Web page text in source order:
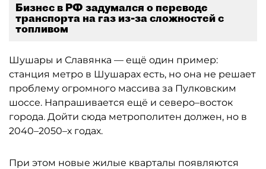
Бизнес в РФ задумался о переводе
транспорта на газ из-за сложностей с
топливом
Шушары и Славянка — ещё один пример:
станция метро в Шушарах есть, но она не решает
проблему огромного массива за Пулковским
шоссе. Напрашивается ещё и северо–восток
города. Дойти сюда метрополитен должен, но в
2040–2050–х годах.
При этом новые жилые кварталы появляются